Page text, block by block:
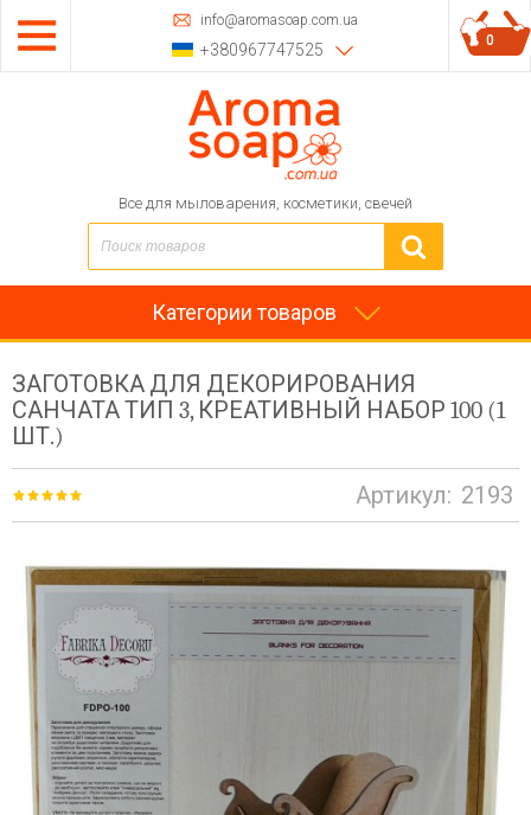
info@aromasoap.com.ua
+380967747525
Все для мыловарения, косметики, свечей
0
Категории товаров
ЗАГОТОВКА ДЛЯ ДЕКОРИРОВАНИЯ
САНЧАТА ТИП 3, КРЕАТИВНЫЙ НАБОР 100 (1
ШТ.)
Артикул: 2193